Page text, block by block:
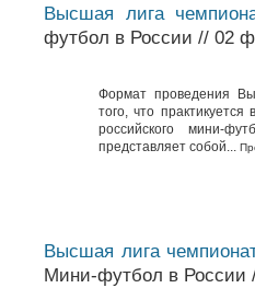
Высшая лига
футбол в России // 02
Формат проведения
того, что
российского мини-
представляет собой...
Высшая лига
Мини-футбол в России